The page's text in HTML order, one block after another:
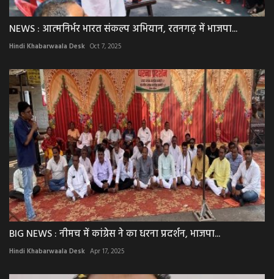
NEWS : आत्मनिर्भर भारत संकल्प अभियान, रतनगढ़ में भाजपा...
Hindi Khabarwaala Desk Oct 7, 2025
BIG NEWS : नीमच में कांग्रेस ने का धरना प्रदर्शन, भाजपा...
Hindi Khabarwaala Desk Apr 17, 2025